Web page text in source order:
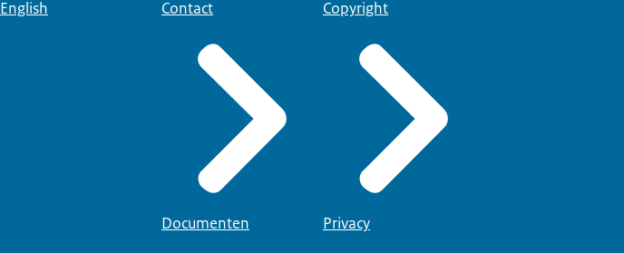
English Contact
Documenten
Copyright
Privacy